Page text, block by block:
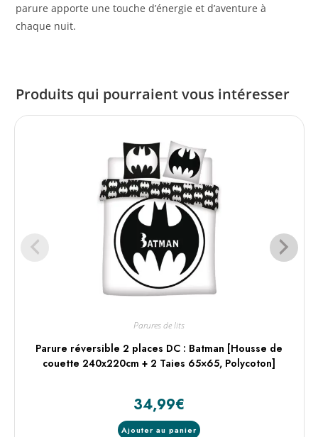
parure apporte une touche d’énergie et d’aventure à
chaque nuit.
Produits qui pourraient vous intéresser
Parures de lits
Parure réversible 2 places DC : Batman [Housse de
couette 240x220cm + 2 Taies 65×65, Polycoton]
34,99€
Ajouter au panier